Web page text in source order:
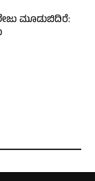
ಮೂಡುಬಿದಿರೆ: